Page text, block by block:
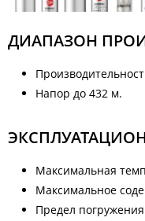
ДИАПАЗОН
Напор до 432 м.
Максимальная
Максимальное
Предел